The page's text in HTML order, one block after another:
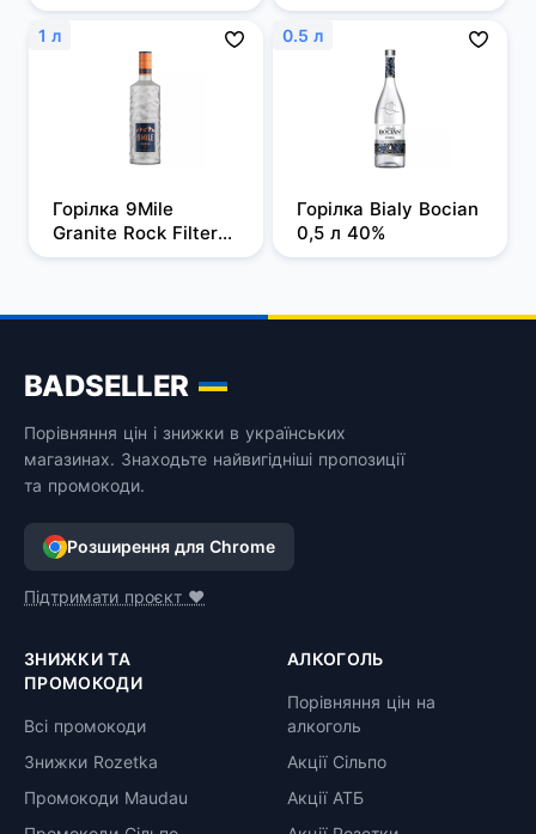
0,5л, 37,5%
0,7 л, 37,5%
1 л
Горілка 9Mile
Granite Rock Filtered
1 л, 37,5%
0.5 л
Горілка Bialy Bocian
0,5 л 40%
BADSELLER
Порівняння цін і знижки в українських
магазинах. Знаходьте найвигідніші пропозиції
та промокоди.
Розширення для Chrome
Підтримати проєкт ❤️
ЗНИЖКИ ТА
ПРОМОКОДИ
Всі промокоди
Знижки Rozetka
Промокоди Maudau
АЛКОГОЛЬ
Порівняння цін на
алкоголь
Акції Сільпо
Акції АТБ